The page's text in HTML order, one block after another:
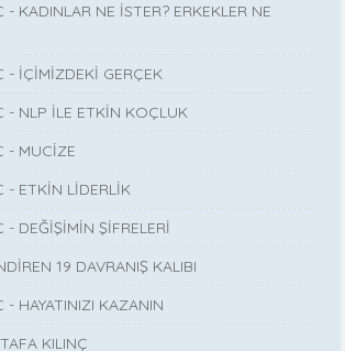
- KADINLAR NE İSTER? ERKEKLER NE
- İÇİMİZDEKİ GERÇEK
- NLP İLE ETKİN KOÇLUK
- MUCİZE
- ETKİN LİDERLİK
- DEĞİŞİMİN ŞİFRELERİ
19 DAVRANIŞ KALIBI
- HAYATINIZI KAZANIN
KILINÇ